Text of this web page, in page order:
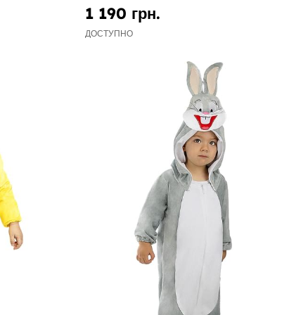
1 190 грн.
ДОСТУПНО